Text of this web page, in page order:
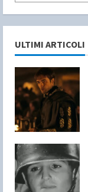
ULTIMI ARTICOLI